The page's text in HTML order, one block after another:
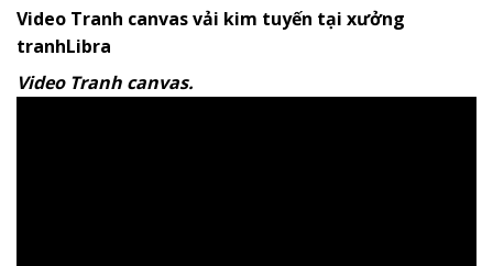
Video Tranh canvas vải kim tuyến tại xưởng
tranhLibra
Video Tranh canvas.